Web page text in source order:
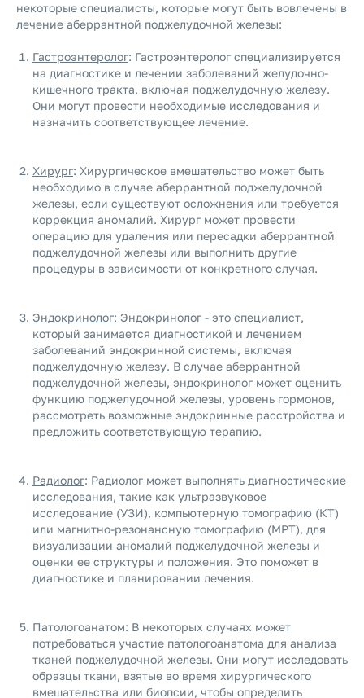
некоторые специалисты, которые могут быть вовлечены в
лечение аберрантной поджелудочной железы:
Гастроэнтеролог: Гастроэнтеролог специализируется
на диагностике и лечении заболеваний желудочно-
кишечного тракта, включая поджелудочную железу.
Они могут провести необходимые исследования и
назначить соответствующее лечение.
Хирург: Хирургическое вмешательство может быть
необходимо в случае аберрантной поджелудочной
железы, если существуют осложнения или требуется
коррекция аномалий. Хирург может провести
операцию для удаления или пересадки аберрантной
поджелудочной железы или выполнить другие
процедуры в зависимости от конкретного случая.
Эндокринолог: Эндокринолог - это специалист,
который занимается диагностикой и лечением
заболеваний эндокринной системы, включая
поджелудочную железу. В случае аберрантной
поджелудочной железы, эндокринолог может оценить
функцию поджелудочной железы, уровень гормонов,
рассмотреть возможные эндокринные расстройства и
предложить соответствующую терапию.
Радиолог: Радиолог может выполнять диагностические
исследования, такие как ультразвуковое
исследование (УЗИ), компьютерную томографию (КТ)
или магнитно-резонансную томографию (МРТ), для
визуализации аномалий поджелудочной железы и
оценки ее структуры и положения. Это поможет в
диагностике и планировании лечения.
Патологоанатом: В некоторых случаях может
потребоваться участие патологоанатома для анализа
тканей поджелудочной железы. Они могут исследовать
образцы ткани, взятые во время хирургического
вмешательства или биопсии, чтобы определить